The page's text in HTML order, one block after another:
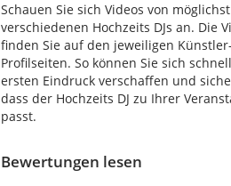
Schauen Sie sich Videos von
verschiedenen Hochzeits DJs an. Die
finden Sie auf den jeweiligen Künstler-
Profilseiten. So können Sie sich
ersten Eindruck verschaffen und
dass der Hochzeits DJ zu Ihrer
passt.
Bewertungen lesen